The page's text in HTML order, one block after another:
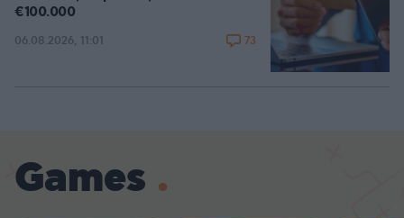
€100.000
06.08.2026, 11:01 73
Games